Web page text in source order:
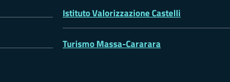
Istituto Valorizzazione Castelli
Turismo Massa-Cararara